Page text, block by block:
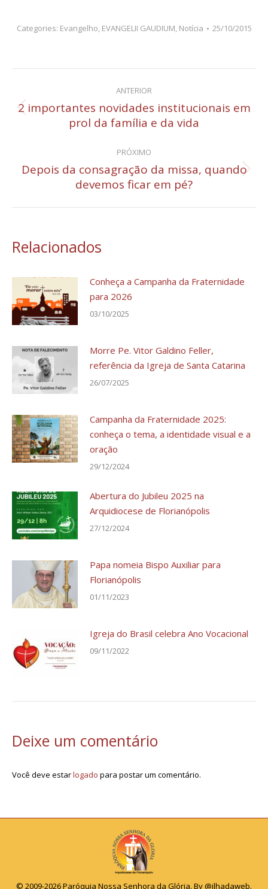
Categories: Evangelho, EVANGELII GAUDIUM, Notícia 25/10/2015
Navegação
de
ANTERIOR
Post
anterior:
2 importantes novidades institucionais em
prol da família e da vida
PRÓXIMO
Próximo
post:
Depois da consagração da missa, quando
devemos ficar em pé?
Relacionados
Conheça a Campanha da Fraternidade
para 2026
03/10/2025
Morre Pe. Vitor Galdino Feller,
referência da Igreja de Santa Catarina
26/07/2025
Campanha da Fraternidade 2025:
conheça o tema, a identidade visual e a
oração
29/12/2024
Abertura do Jubileu 2025 na
Arquidiocese de Florianópolis
27/12/2024
Papa nomeia Bispo Auxiliar para
Florianópolis
01/11/2023
Igreja do Brasil celebra Ano Vocacional
09/11/2022
Deixe um comentário
Você deve estarlogado para postar um comentário.
© 2009-2026 Paróquia Nossa Senhora da Glória. By@ilhadaweb.